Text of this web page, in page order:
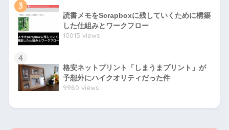
3
読書メモをScrapboxに残していくために構築
した仕組みとワークフロー
10015 views
4
格安ネットプリント「しまうまプリント」が
予想外にハイクオリティだった件
9980 views